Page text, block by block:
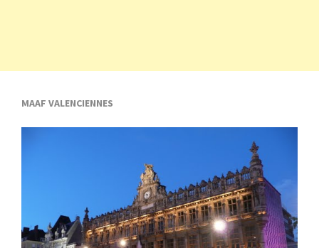
MAAF VALENCIENNES